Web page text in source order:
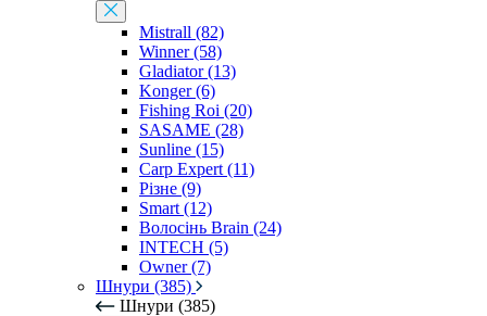
Mistrall (82)
Winner (58)
Gladiator (13)
Konger (6)
Fishing Roi (20)
SASAME (28)
Sunline (15)
Carp Expert (11)
Різне (9)
Smart (12)
Волосінь Brain (24)
INTECH (5)
Owner (7)
Шнури (385)
Шнури (385)